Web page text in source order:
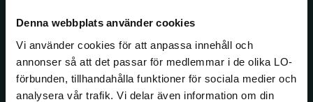
Denna webbplats använder cookies
Vi använder cookies för att anpassa innehåll och
annonser så att det passar för medlemmar i de olika LO-
förbunden, tillhandahålla funktioner för sociala medier och
analysera vår trafik. Vi delar även information om din